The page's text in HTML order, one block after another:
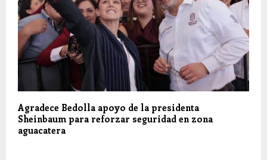
Agradece Bedolla apoyo de la presidenta
Sheinbaum para reforzar seguridad en zona
aguacatera